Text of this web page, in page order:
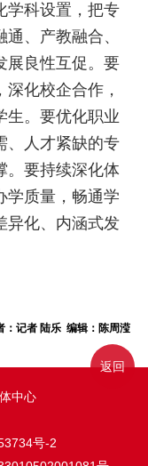
学科设置，把专
、产教融合、
展良性互促。要
化校企合作，
生。要优化职业
、人才紧缺的专
。要持续深化体
学质量，畅通学
异化、内涵式发
：记者 陆乐 编辑：陈周滢
中心
号-2
返回